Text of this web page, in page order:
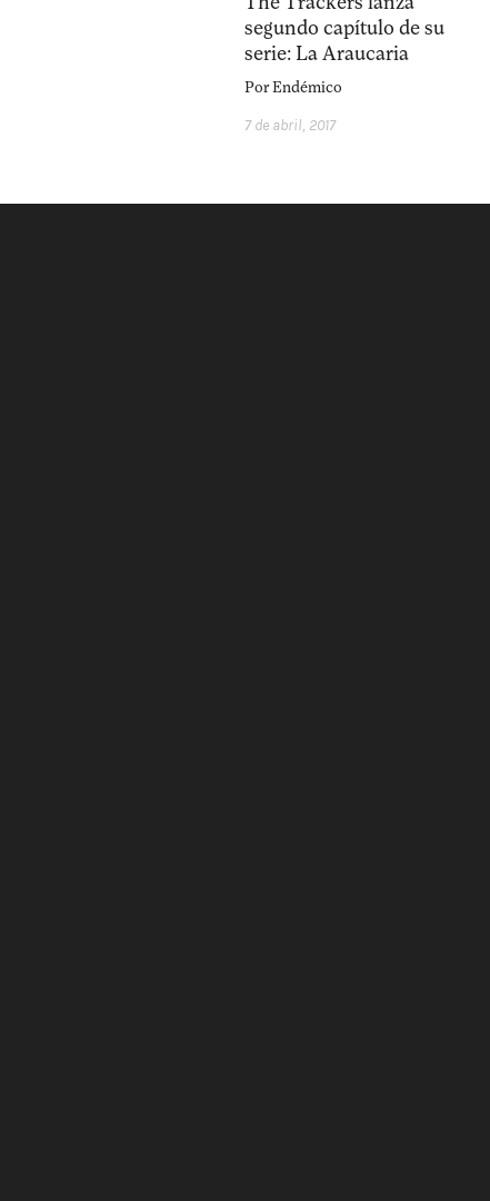
segundo capítulo de su
serie: La Araucaria
PorEndémico
7 de abril, 2017